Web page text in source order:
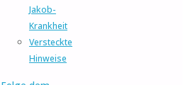
Jakob-
Krankheit
Versteckte
Hinweise